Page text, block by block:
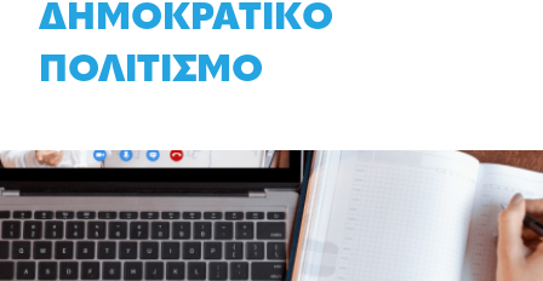
ΔΗΜΟΚΡΑΤΙΚΟ
ΠΟΛΙΤΙΣΜΟ